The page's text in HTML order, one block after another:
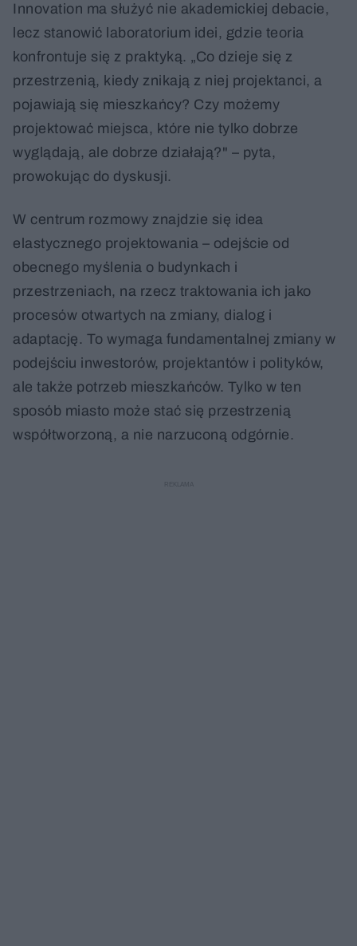
Innovation ma służyć nie akademickiej debacie,
lecz stanowić laboratorium idei, gdzie teoria
konfrontuje się z praktyką. „Co dzieje się z
przestrzenią, kiedy znikają z niej projektanci, a
pojawiają się mieszkańcy? Czy możemy
projektować miejsca, które nie tylko dobrze
wyglądają, ale dobrze działają?" – pyta,
prowokując do dyskusji.
W centrum rozmowy znajdzie się idea
elastycznego projektowania – odejście od
obecnego myślenia o budynkach i
przestrzeniach, na rzecz traktowania ich jako
procesów otwartych na zmiany, dialog i
adaptację. To wymaga fundamentalnej zmiany w
podejściu inwestorów, projektantów i polityków,
ale także potrzeb mieszkańców. Tylko w ten
sposób miasto może stać się przestrzenią
współtworzoną, a nie narzuconą odgórnie.